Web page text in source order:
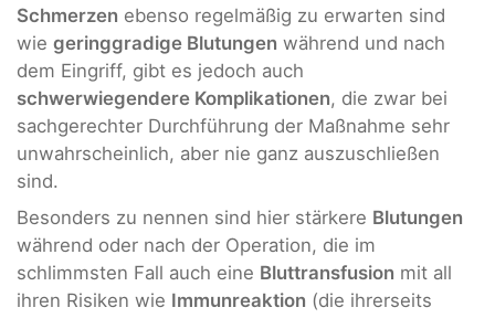
Schmerzen ebenso regelmäßig zu erwarten sind
wie geringgradige Blutungen während und nach
dem Eingriff, gibt es jedoch auch
schwerwiegendere Komplikationen, die zwar bei
sachgerechter Durchführung der Maßnahme sehr
unwahrscheinlich, aber nie ganz auszuschließen
sind.
Besonders zu nennen sind hier stärkere Blutungen
während oder nach der Operation, die im
schlimmsten Fall auch eine Bluttransfusion mit all
ihren Risiken wie Immunreaktion (die ihrerseits